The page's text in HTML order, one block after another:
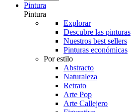
Pintura
Pintura
Explorar
Descubre las pinturas
Nuestros best sellers
Pinturas económicas
Por estilo
Abstracto
Naturaleza
Retrato
Arte Pop
Arte Callejero